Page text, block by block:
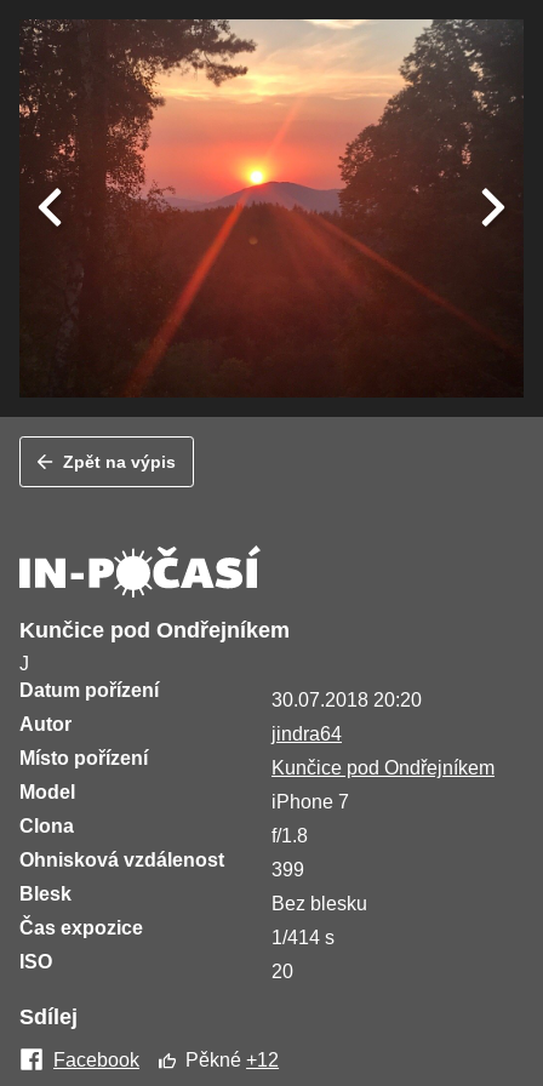
Zpět na výpis
Kunčice pod Ondřejníkem
J
Datum pořízení
30.07.2018 20:20
Autor
jindra64
Místo pořízení
Kunčice pod Ondřejníkem
Model
iPhone 7
Clona
f/1.8
Ohnisková vzdálenost
399
Blesk
Bez blesku
Čas expozice
1/414 s
ISO
20
Sdílej
Facebook Pěkné+12